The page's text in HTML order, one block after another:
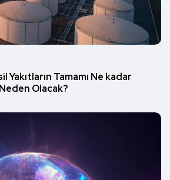
Yakıtların Tamamı Ne kadar
Olacak?